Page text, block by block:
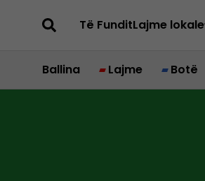
Të FunditLajme lokale
Ballina Lajme Botë